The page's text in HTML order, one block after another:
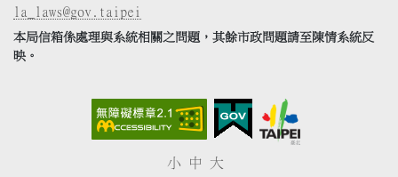
la_laws@gov.taipei
本局信箱係處理與系統相關之問題，其餘市政問題請至陳情系統反
映。
小 中 大